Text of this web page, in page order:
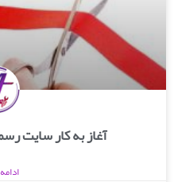
آغاز به کار سایت